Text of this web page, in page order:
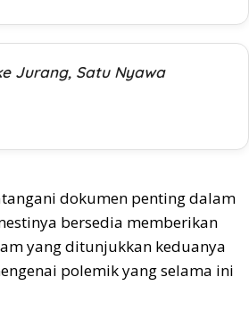
Jurang, Satu Nyawa
dokumen penting dalam
bersedia memberikan
yang ditunjukkan keduanya
polemik yang selama ini